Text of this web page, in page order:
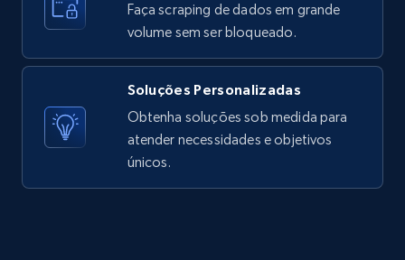
TikTok - Profiles
Account id, Nickname, Biography, Awg
Like engagement rate, Bio link, Predicted lang,
and more.
963+
Faça scraping de dados em grande
volume sem ser bloqueado.
Soluções Personalizadas
Obtenha soluções sob medida para
atender necessidades e objetivos
únicos.